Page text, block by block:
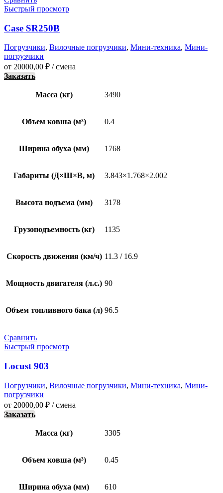
Быстрый просмотр
Case SR250B
Погрузчики, Вилочные погрузчики, Мини-техника, Мини-
погрузчики
от 20000,00 ₽ / смена
Заказать
Масса (кг) 3490
Объем ковша (м³) 0.4
Ширина обуха (мм) 1768
Габариты (Д×Ш×В, м) 3.843×1.768×2.002
Высота подъема (мм) 3178
Грузоподъемность (кг) 1135
Скорость движения (км/ч) 11.3 / 16.9
Мощность двигателя (л.с.) 90
Объем топливного бака (л) 96.5
Сравнить
Быстрый просмотр
Locust 903
Погрузчики, Вилочные погрузчики, Мини-техника, Мини-
погрузчики
от 20000,00 ₽ / смена
Заказать
Масса (кг) 3305
Объем ковша (м³) 0.45
Ширина обуха (мм) 610